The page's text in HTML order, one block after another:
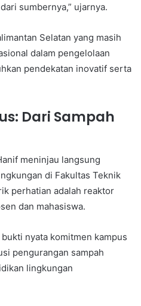
sumbernya,” ujarnya.
Selatan yang masih
dalam pengelolaan
pendekatan inovatif serta
Dari Sampah
meninjau langsung
di Fakultas Teknik
perhatian adalah reaktor
dan mahasiswa.
nyata komitmen kampus
pengurangan sampah
lingkungan